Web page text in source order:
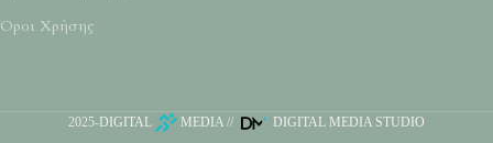
Όροι Χρήσης
2025-DIGITAL MEDIA // DIGITAL MEDIA STUDIO